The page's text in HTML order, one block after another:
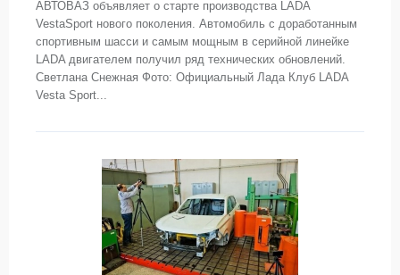
АВТОВАЗ объявляет о старте производства LADA
VestaSport нового поколения. Автомобиль с доработанным
спортивным шасси и самым мощным в серийной линейке
LADA двигателем получил ряд технических обновлений.
Светлана Снежная Фото: Официальный Лада Клуб LADA
Vesta Sport...